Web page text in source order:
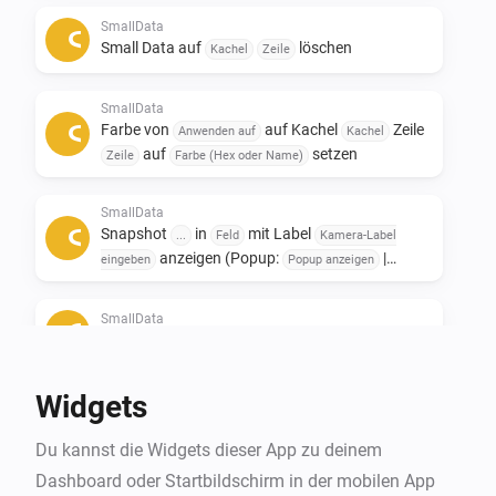
If you like this app, don't forget to give it a like!👍
certainly be appreciated! ❤️
Small data widgets!
besparen.
Oneindige mogelijkheden met het gebruik van
Toevoeging van Snapshots.
SmallData
Small Data auf Kachel Zeile löschen
SmallData
Farbe von Anwenden auf auf Kachel Kachel Zeile
Zeile auf Farbe (Hex oder Name) setzen
SmallData
Snapshot in Feld mit Label
Kamera-Label
eingeben
anzeigen (Popup: Popup anzeigen
|
SmallData
Widgets
Du kannst die Widgets dieser App zu deinem
Dashboard oder Startbildschirm in der mobilen App